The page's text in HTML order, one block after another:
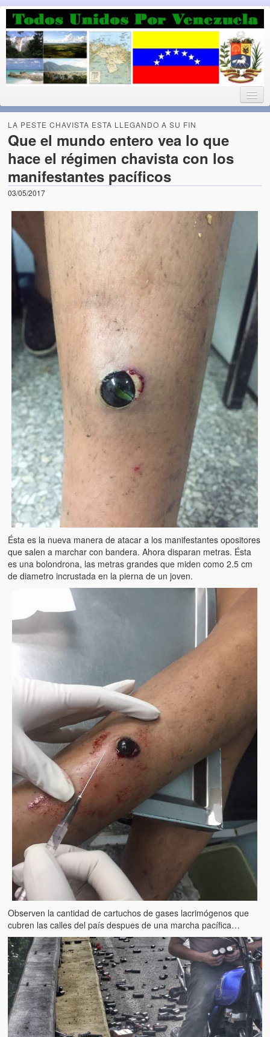
Luchando por la Democracia
Fuera el chavismo, la peor peste que le ha caido a esta tierra
Home
¡Bienvenido!
Todos Unidos por Venezuela te da la bienvenida a éste nuestro
Blog. (Todos Unidos por Venezuela welcomes you to our Blog)
Acerca de este blog (About this Blog)
Artículos
El Tipo y los Rojos en Los Teques (The Jerk and the Reds in
Teques)
Hablé con Chavistas (I spoke with chavistas)
La burla del Chavez “tan amante de los niños” (The mockery of
Chavez “such a children lover”)
Los niños de las calles de Venezuela (Children of the streets of
Venezuela)
Luis y El Mono… en armas (Luis and El Mono… armed)
Puente Llaguno, Miraflores… ¿y Lina?
Radio Emisoras y canales de televisión clausurados por el
de Chávez hasta el 2009
Victimas del 11 de abril de 2002
Víctimas del régimen dictatorial de Chávez desde que tomó el
poder hasta el 31 de diciembre de 2009
Víctimas inocentes de la violencia castrista del 4 de Febrero de
¡¡¡Miserable traidor, mira a tu pueblo!!! (Despicable traitor, look
your country!!!)
Versos
Cuentos
Videos
Chistes
LA PESTE CHAVISTA ESTA LLEGANDO A SU FIN
Que el mundo entero vea lo que
hace el régimen chavista con los
manifestantes pacíficos
03/05/2017
Ésta es la nueva manera de atacar a los manifestantes opositores
que salen a marchar con bandera. Ahora disparan metras. Ésta
es una bolondrona, las metras grandes que miden como 2.5 cm
de diametro incrustada en la pierna de un joven.
Observen la cantidad de cartuchos de gases lacrimógenos que
cubren las calles del país despues de una marcha pacífica…